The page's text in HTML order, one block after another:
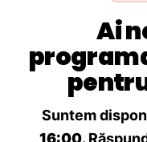
Ai
Suntem
16:00.